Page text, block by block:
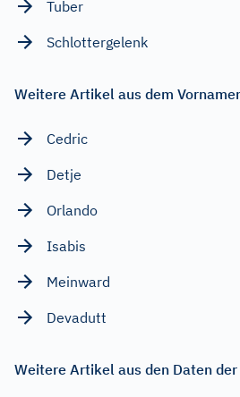
Tuber
Schlottergelenk
Weitere Artikel aus dem
Cedric
Detje
Orlando
Isabis
Meinward
Devadutt
Weitere Artikel aus den Daten